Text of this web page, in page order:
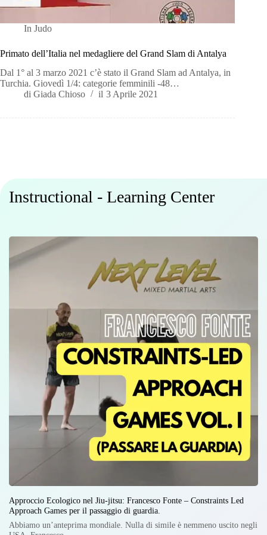
In Judo
Primato dell’Italia nel medagliere del Grand Slam di Antalya
Dal 1° al 3 marzo 2021 c’è stato il Grand Slam ad Antalya, in
Turchia. Giovedì 1/4: categorie femminili -48…
di Giada Chioso il 3 Aprile 2021
Instructional - Learning Center
Approccio Ecologico nel Jiu-jitsu: Francesco Fonte – Constraints Led
Approach Games per il passaggio di guardia.
Abbiamo un’anteprima mondiale. Nulla di simile è nemmeno uscito negli